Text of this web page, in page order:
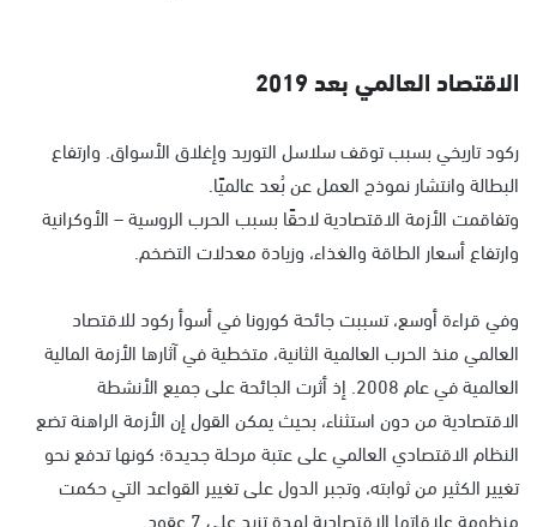
الاقتصاد العالمي بعد 2019
ركود تاريخي بسبب توقف سلاسل التوريد وإغلاق الأسواق. وارتفاع
البطالة وانتشار نموذج العمل عن بُعد عالميًا.
وتفاقمت الأزمة الاقتصادية لاحقًا بسبب الحرب الروسية – الأوكرانية
وارتفاع أسعار الطاقة والغذاء، وزيادة معدلات التضخم.
وفي قراءة أوسع، تسببت جائحة كورونا في أسوأ ركود للاقتصاد
العالمي منذ الحرب العالمية الثانية، متخطية في آثارها الأزمة المالية
العالمية في عام 2008. إذ أثرت الجائحة على جميع الأنشطة
الاقتصادية من دون استثناء، بحيث يمكن القول إن الأزمة الراهنة تضع
النظام الاقتصادي العالمي على عتبة مرحلة جديدة؛ كونها تدفع نحو
تغيير الكثير من ثوابته، وتجبر الدول على تغيير القواعد التي حكمت
منظومة علاقاتها الاقتصادية لمدة تزيد على 7 عقود.